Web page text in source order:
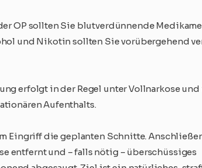
OP sollten Sie blutverdünnende
und Nikotin sollten Sie vorübergehend
erfolgt in der Regel unter Vollnarkose und
Aufenthalts.
Eingriff die geplanten Schnitte.
entfernt und – falls nötig – überschüssiges